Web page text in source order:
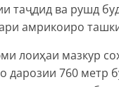
таҷдид ва рушд
амрикоиро
лоиҳаи мазкур
дарозии 760 метр